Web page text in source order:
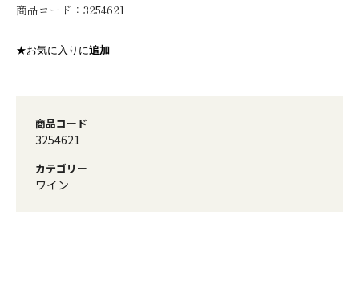
商品コード： 3254621
★お気に入りに追加
商品コード
3254621
カテゴリー
ワイン